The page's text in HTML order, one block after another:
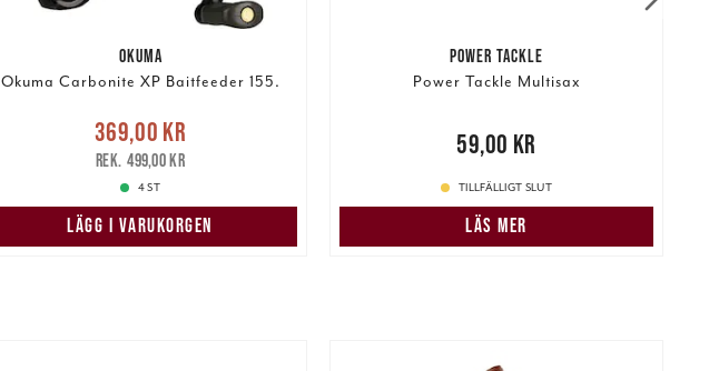
OKUMA
Okuma Carbonite XP Baitfeeder 155.
Nuvarande pris
Tidigare pris
369,00 kr
499,00 kr
4 ST
LÄGG I VARUKORGEN
POWER TACKLE
Power Tackle Multisax
59,00 kr59,00 kr
TILLFÄLLIGT SLUT
LÄS MER